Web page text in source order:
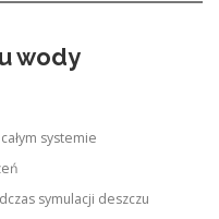
wody
systemie
symulacji deszczu